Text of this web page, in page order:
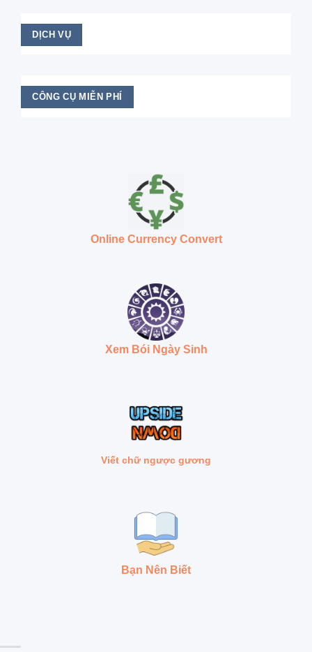
DỊCH VỤ
CÔNG CỤ MIỄN PHÍ
Online Currency Convert
Xem Bói Ngày Sinh
Viết chữ ngược gương
Bạn Nên Biết